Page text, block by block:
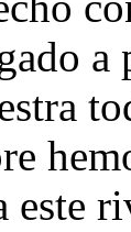
a
este